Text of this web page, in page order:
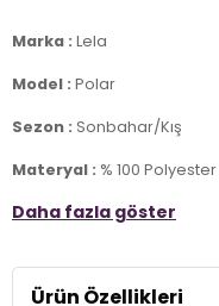
Marka : Lela
Model : Polar
Sezon : Sonbahar/Kış
Materyal : % 100 Polyester
>Yaka Bilgisi :Yarım
Kol Bilgisi :Uzun Kol
Daha fazla göster
Ürün Özellikleri